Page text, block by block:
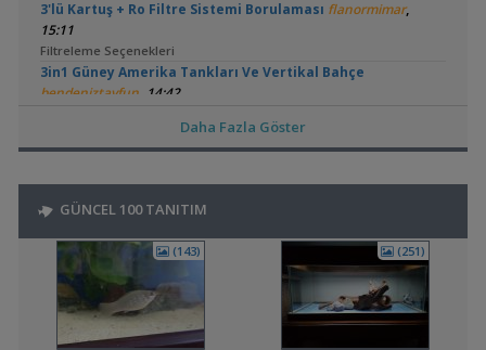
3'lü Kartuş + Ro Filtre Sistemi Borulaması flanormimar,
15:11
Filtreleme Seçenekleri
3in1 Güney Amerika Tankları Ve Vertikal Bahçe
bendeniztayfun, 14:42
🧿 En Güzel Fotoğraflarınızı Gösterinbendeniztayfun
Akvaryum ve Su Altı Fotoğrafçılığı
Filtreleme Seçenekleri
200 Litre Yeni Bitkili Tankım
Akvaryum Tanıtımı
15 Litre Akvaryumu Karides Tankına Çevirme ve Tavsiyeler
Durustyilan,00:25
Akvaryum ve Tür Tavsiyesi
Sobo Aq 907 F Dış Filtre Pervane Ve MilOmerdrms,00:02
Malzemeler ve Yemler Forumu
Daha Fazla Göster
GÜNCEL 100 TANITIM
(143) (251)